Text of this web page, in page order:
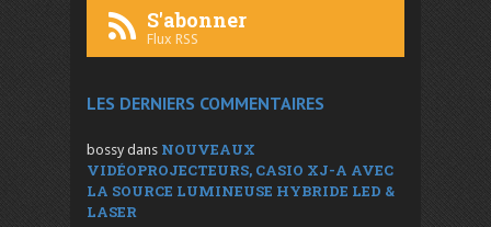
S'abonner
Flux RSS
LES DERNIERS COMMENTAIRES
bossy dans NOUVEAUX
VIDÉOPROJECTEURS, CASIO XJ-A AVEC
LA SOURCE LUMINEUSE HYBRIDE LED &
LASER